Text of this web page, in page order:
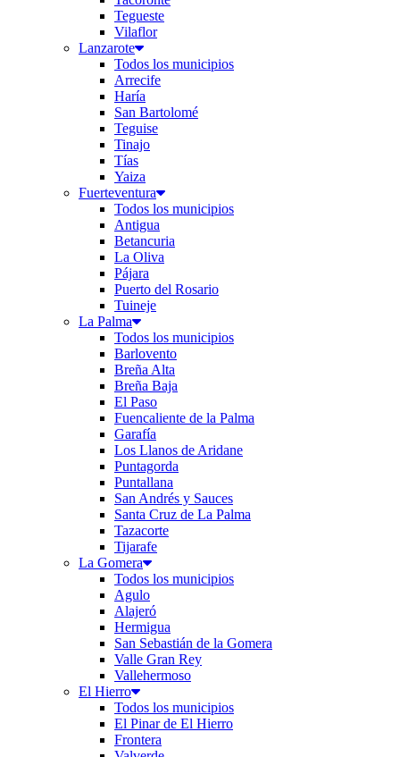
Tegueste
Vilaflor
Lanzarote
Todos los municipios
Arrecife
Haría
San Bartolomé
Teguise
Tinajo
Tías
Yaiza
Fuerteventura
Todos los municipios
Antigua
Betancuria
La Oliva
Pájara
Puerto del Rosario
Tuineje
La Palma
Todos los municipios
Barlovento
Breña Alta
Breña Baja
El Paso
Fuencaliente de la Palma
Garafía
Los Llanos de Aridane
Puntagorda
Puntallana
San Andrés y Sauces
Santa Cruz de La Palma
Tazacorte
Tijarafe
La Gomera
Todos los municipios
Agulo
Alajeró
Hermigua
San Sebastián de la Gomera
Valle Gran Rey
Vallehermoso
El Hierro
Todos los municipios
El Pinar de El Hierro
Frontera